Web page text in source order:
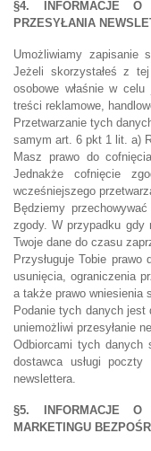
§4. INFORMACJE O
PRZESYŁANIA
Umożliwiamy zapisanie
Jeżeli skorzystałeś z
osobowe właśnie w celu
treści reklamowe,
Przetwarzanie tych
samym art. 6 pkt 1 lit. a)
Masz prawo do
Jednakże cofnięcie
wcześniejszego
Będziemy
zgody. W przypadku gdy
Twoje dane do czasu
Przysługuje Tobie
usunięcia, ograniczenia
a także prawo wniesienia
Podanie tych danych jest
uniemożliwi przesyłanie
Odbiorcami tych danych
dostawca usługi poczty
newslettera.
§5. INFORMACJE O
MARKETINGU